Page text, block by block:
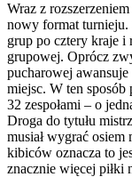
Wraz z
nowy format turnieju.
grup po cztery kraje i
grupowej. Oprócz
pucharowej awansuje
miejsc. W ten sposób
32 zespołami – o
Droga do tytułu
musiał wygrać
kibiców oznacza to
znacznie więcej